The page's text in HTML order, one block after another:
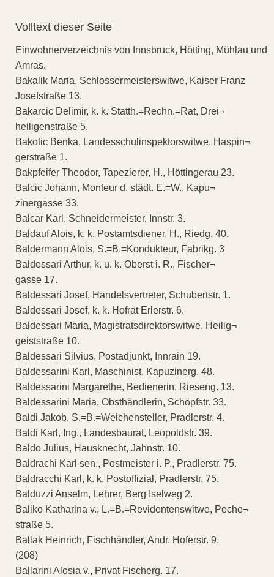
Volltext dieser Seite
Einwohnerverzeichnis von Innsbruck, Hötting, Mühlau und
Amras.
Bakalik Maria, Schlossermeisterswitwe, Kaiser Franz
Josefstraße 13.
Bakarcic Delimir, k. k. Statth.=Rechn.=Rat, Drei¬
heiligenstraße 5.
Bakotic Benka, Landesschulinspektorswitwe, Haspin¬
gerstraße 1.
Bakpfeifer Theodor, Tapezierer, H., Höttingerau 23.
Balcic Johann, Monteur d. städt. E.=W., Kapu¬
zinergasse 33.
Balcar Karl, Schneidermeister, Innstr. 3.
Baldauf Alois, k. k. Postamtsdiener, H., Riedg. 40.
Baldermann Alois, S.=B.=Kondukteur, Fabrikg. 3
Baldessari Arthur, k. u. k. Oberst i. R., Fischer¬
gasse 17.
Baldessari Josef, Handelsvertreter, Schubertstr. 1.
Baldessari Josef, k. k. Hofrat Erlerstr. 6.
Baldessari Maria, Magistratsdirektorswitwe, Heilig¬
geiststraße 10.
Baldessari Silvius, Postadjunkt, Innrain 19.
Baldessarini Karl, Maschinist, Kapuzinerg. 48.
Baldessarini Margarethe, Bedienerin, Rieseng. 13.
Baldessarini Maria, Obsthändlerin, Schöpfstr. 33.
Baldi Jakob, S.=B.=Weichensteller, Pradlerstr. 4.
Baldi Karl, Ing., Landesbaurat, Leopoldstr. 39.
Baldo Julius, Hausknecht, Jahnstr. 10.
Baldrachi Karl sen., Postmeister i. P., Pradlerstr. 75.
Baldracchi Karl, k. k. Postoffizial, Pradlerstr. 75.
Balduzzi Anselm, Lehrer, Berg Iselweg 2.
Baliko Katharina v., L.=B.=Revidentenswitwe, Peche¬
straße 5.
Ballak Heinrich, Fischhändler, Andr. Hoferstr. 9.
(208)
Ballarini Alosia v., Privat Fischerg. 17.